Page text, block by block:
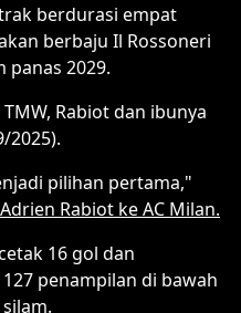
berdurasi empat
berbaju Il Rossoneri
panas 2029.
Rabiot dan ibunya
2025).
pilihan pertama,"
Rabiot ke AC Milan.
16 gol dan
penampilan di bawah